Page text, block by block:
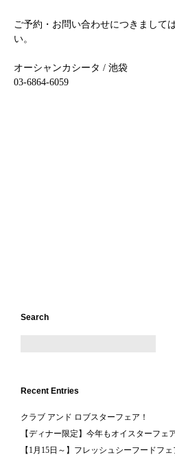
ご予約・お問い合わせにつきまして
い。
オーシャンカシータ / 池袋
03-6864-6059
Search
Recent Entries
クラブ アンド ロブスターフェア！
【ディナー限定】今年もオイスターフェ
【1月15日～】フレッシュシーフードフェ